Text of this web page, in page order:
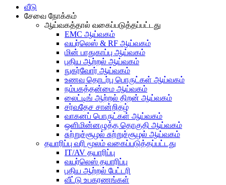
வீடு
சேவை நோக்கம்
ஆய்வகத்தால் வகைப்படுத்தப்பட்டது
EMC ஆய்வகம்
வயர்லெஸ் & RF ஆய்வகம்
மின் பாதுகாப்பு ஆய்வகம்
புதிய ஆற்றல் ஆய்வகம்
நுகர்வோர் ஆய்வகம்
உணவு தொடர்பு பொருட்கள் ஆய்வகம்
நம்பகத்தன்மை ஆய்வகம்
லைட்டிங் ஆற்றல் திறன் ஆய்வகம்
சர்வதேச சான்றிதழ்
வாகனப் பொருட்கள் ஆய்வகம்
ஒளிமின்னழுத்த தொகுதி ஆய்வகம்
சுற்றுச்சூழல் சுற்றுச்சூழல் ஆய்வகம்
தயாரிப்பு வரி மூலம் வகைப்படுத்தப்பட்டது
IT/AV தயாரிப்பு
வயர்லெஸ் தயாரிப்பு
புதிய ஆற்றல் பேட்டரி
வீட்டு உபகரணங்கள்